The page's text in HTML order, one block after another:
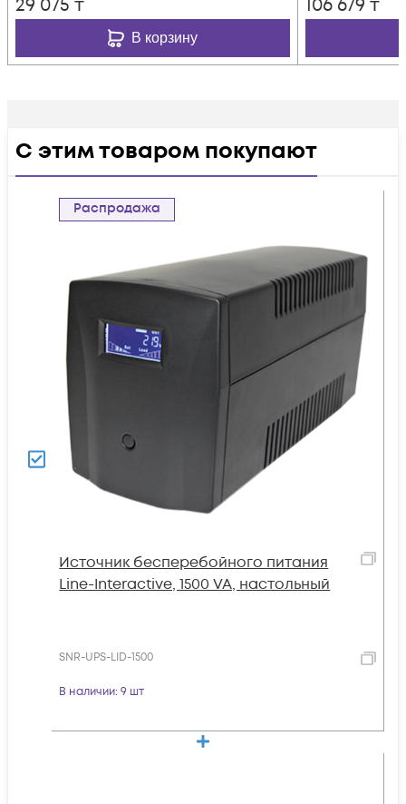
29 075 ₸
В корзину
106 679 ₸
С этим товаром покупают
Распродажа
Источник бесперебойного питания
Line-Interactive, 1500 VA, настольный
SNR-UPS-LID-1500
В наличии: 9 шт